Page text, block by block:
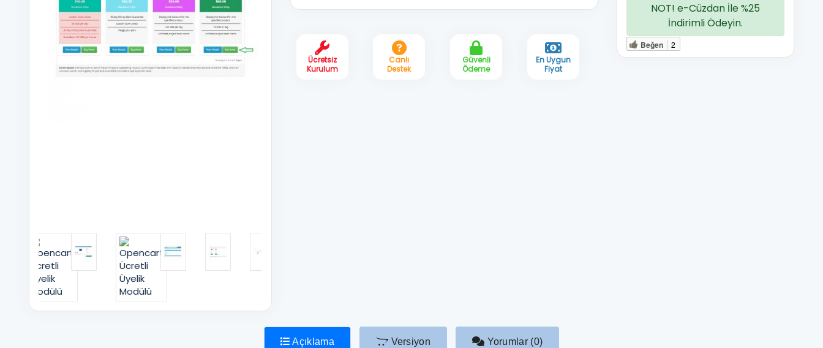
Ücretsiz
Kurulum
Canlı
Destek
Güvenli
Ödeme
En Uygun
Fiyat
NOT! e-Cüzdan İle %25
İndirimli Ödeyin.
Beğen 2
Açıklama Versiyon Yorumlar (0)